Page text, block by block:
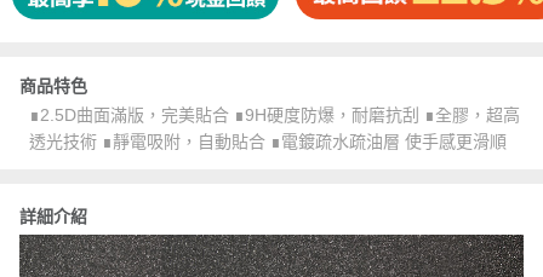
商品特色
∎2.5D曲面滿版，完美貼合 ∎9H硬度防爆，耐磨抗刮 ∎全膠，超高
透光技術 ∎靜電吸附，自動貼合 ∎電鍍疏水疏油層 使手感更滑順
詳細介紹